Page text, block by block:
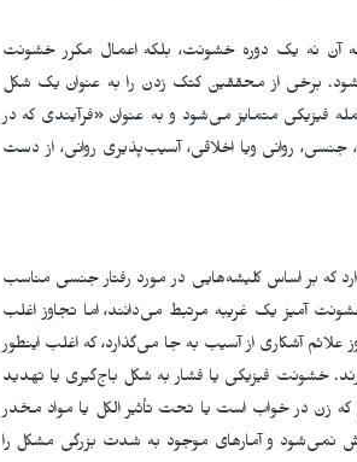
نه یک دوره خشونت، بلکه اعمال مکرر خشونت
برخی از محققین کتک زدن را به عنوان یک شکل
فیزیکی متمایز می‌شود و به عنوان «فرآیندی که در
روانی ویا اخلاقی، آسیب‌پذیری روانی، از دست
که بر اساس کلیشه‌هایی در مورد رفتار جنسی مناسب
آمیز یک غریبه مرتبط می‌­دانند، اما تجاوز اغلب
آشکاری از آسیب به جا می‌گذارد، که اغلب اینطور
خشونت فیزیکی یا فشار به شکل باج‌گیری یا تهدید
زن در خواب است یا تحت تأثیر الکل یا مواد مخدر
نمی­‌شود و آمارهای موجود به شدت بزرگی مشکل را